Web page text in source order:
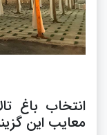
انتخاب باغ
معایب این